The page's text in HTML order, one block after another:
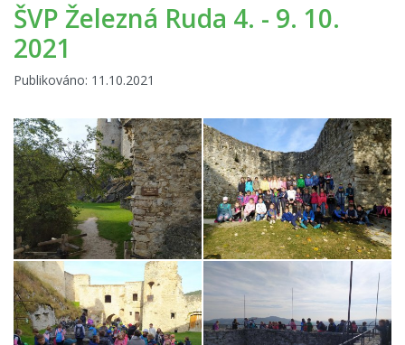
ŠVP Železná Ruda 4. - 9. 10.
2021
Publikováno: 11.10.2021